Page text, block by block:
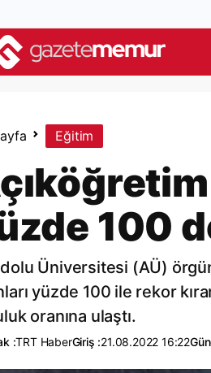
Eğitim
100
Üniversitesi (AÜ)
yüzde 100 ile rekor
oranına ulaştı.
:TRT HaberGiriş :21.08.2022 16:22